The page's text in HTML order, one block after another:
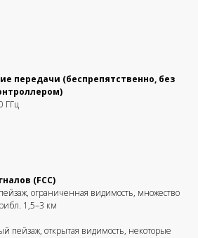
передачи (беспрепятственно, без
ГГц
(FCC)
ограниченная видимость, множество
1,5–3 км
пейзаж, открытая видимость, некоторые